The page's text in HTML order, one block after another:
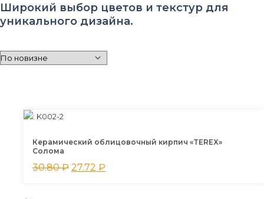
Широкий выбор цветов и текстур для
уникального дизайна.
Керамический облицовочный кирпич «TEREX»
Солома
30.80₽ 27.72 ₽
←